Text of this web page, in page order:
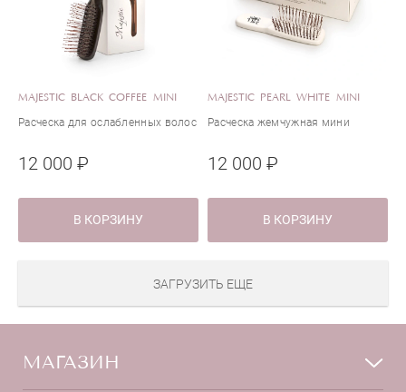
MAJESTIC BLACK COFFEE MINI
Расческа для ослабленных волос
12 000 ₽
В КОРЗИНУ
MAJESTIC PEARL WHITE MINI
Расческа жемчужная мини
12 000 ₽
В КОРЗИНУ
ЗАГРУЗИТЬ ЕЩЕ
МАГАЗИН